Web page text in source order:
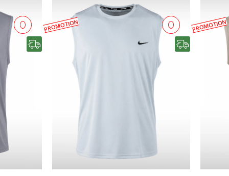
PROMOTION
PROMOTION